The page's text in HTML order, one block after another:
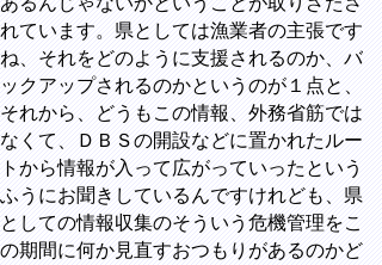
れています。県としては漁業者の主張です
ね、それをどのように支援されるのか、バ
ックアップされるのかというのが１点と、
それから、どうもこの情報、外務省筋では
なくて、ＤＢＳの開設などに置かれたルー
トから情報が入って広がっていったという
ふうにお聞きしているんですけれども、県
としての情報収集のそういう危機管理をこ
の期間に何か見直すおつもりがあるのかど